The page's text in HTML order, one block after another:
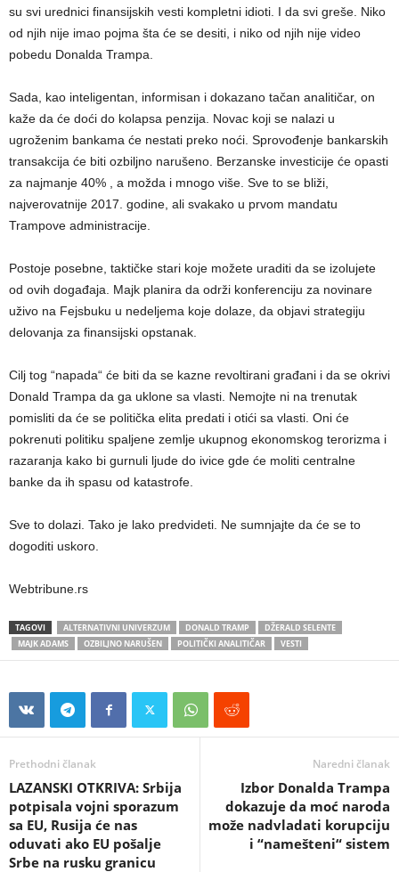
su svi urednici finansijskih vesti kompletni idioti. I da svi greše. Niko
od njih nije imao pojma šta će se desiti, i niko od njih nije video
pobedu Donalda Trampa.
Sada, kao inteligentan, informisan i dokazano tačan analitičar, on
kaže da će doći do kolapsa penzija. Novac koji se nalazi u
ugroženim bankama će nestati preko noći. Sprovođenje bankarskih
transakcija će biti ozbiljno narušeno. Berzanske investicije će opasti
za najmanje 40% , a možda i mnogo više. Sve to se bliži,
najverovatnije 2017. godine, ali svakako u prvom mandatu
Trampove administracije.
Postoje posebne, taktičke stari koje možete uraditi da se izolujete
od ovih događaja. Majk planira da održi konferenciju za novinare
uživo na Fejsbuku u nedeljema koje dolaze, da objavi strategiju
delovanja za finansijski opstanak.
Cilj tog “napada“ će biti da se kazne revoltirani građani i da se okrivi
Donald Trampa da ga uklone sa vlasti. Nemojte ni na trenutak
pomisliti da će se politička elita predati i otići sa vlasti. Oni će
pokrenuti politiku spaljene zemlje ukupnog ekonomskog terorizma i
razaranja kako bi gurnuli ljude do ivice gde će moliti centralne
banke da ih spasu od katastrofe.
Sve to dolazi. Tako je lako predvideti. Ne sumnjajte da će se to
dogoditi uskoro.
Webtribune.rs
TAGOVI ALTERNATIVNI UNIVERZUM DONALD TRAMP
DŽERALD SELENTE
MAJK ADAMS
OZBILJNO NARUŠEN POLITIČKI ANALITIČAR VESTI
Prethodni članak
LAZANSKI OTKRIVA: Srbija
potpisala vojni sporazum
sa EU, Rusija će nas
oduvati ako EU pošalje
Srbe na rusku granicu
Naredni članak
Izbor Donalda Trampa
dokazuje da moć naroda
može nadvladati korupciju
i “namešteni“ sistem